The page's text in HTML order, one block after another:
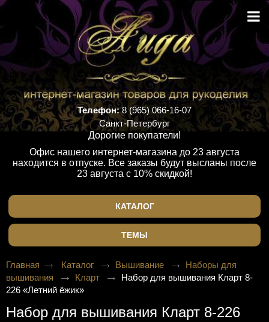
Телефон:8 (965) 066-16-07
Санкт-Петербург
Дорогие покупатели!
Офис нашего интернет-магазина до 23 августа
находится в отпуске. Все заказы будут высланы после
23 августа с 10% скидкой!
КАТАЛОГ
ТЕМЫ
Главная Каталог Вышивание
Наборы для
вышивания
Кларт
Набор для вышивания Кларт 8-
226 «Летний ёжик»
Набор для вышивания Кларт 8-226